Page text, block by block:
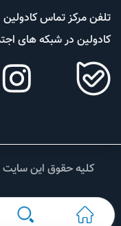
تلفن مرکز تماس کادولین : 91690264-
کادولین در شبکه های
کلیه حقوق این سایت